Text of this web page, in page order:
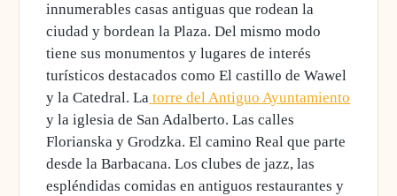
innumerables casas antiguas que rodean la
ciudad y bordean la Plaza. Del mismo modo
tiene sus monumentos y lugares de interés
turísticos destacados como El castillo de Wawel
y la Catedral. La torre del Antiguo Ayuntamiento
y la iglesia de San Adalberto. Las calles
Florianska y Grodzka. El camino Real que parte
desde la Barbacana. Los clubes de jazz, las
espléndidas comidas en antiguos restaurantes y